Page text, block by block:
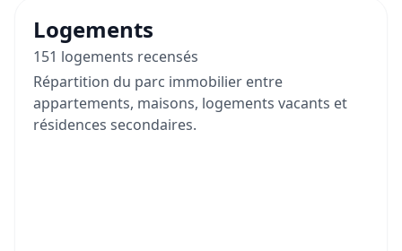
Logements
151 logements recensés
Répartition du parc immobilier entre
appartements, maisons, logements vacants et
résidences secondaires.